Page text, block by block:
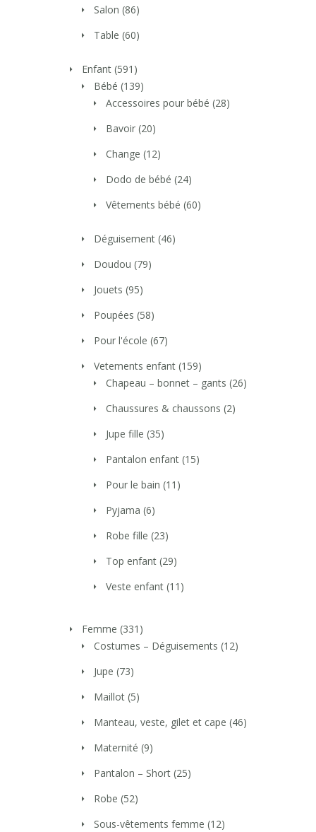
Salon (86)
Table (60)
Enfant (591)
Bébé (139)
Accessoires pour bébé (28)
Bavoir (20)
Change (12)
Dodo de bébé (24)
Vêtements bébé (60)
Déguisement (46)
Doudou (79)
Jouets (95)
Poupées (58)
Pour l'école (67)
Vetements enfant (159)
Chapeau – bonnet – gants (26)
Chaussures & chaussons (2)
Jupe fille (35)
Pantalon enfant (15)
Pour le bain (11)
Pyjama (6)
Robe fille (23)
Top enfant (29)
Veste enfant (11)
Femme (331)
Costumes – Déguisements (12)
Jupe (73)
Maillot (5)
Manteau, veste, gilet et cape (46)
Maternité (9)
Pantalon – Short (25)
Robe (52)
Sous-vêtements femme (12)